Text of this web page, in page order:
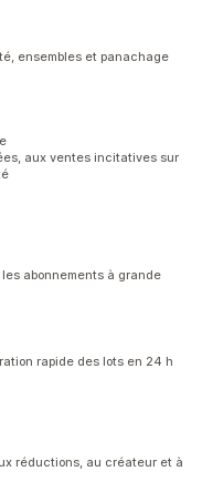
ensembles et panachage
aux ventes incitatives sur
abonnements à grande
rapide des lots en 24 h
réductions, au créateur et à